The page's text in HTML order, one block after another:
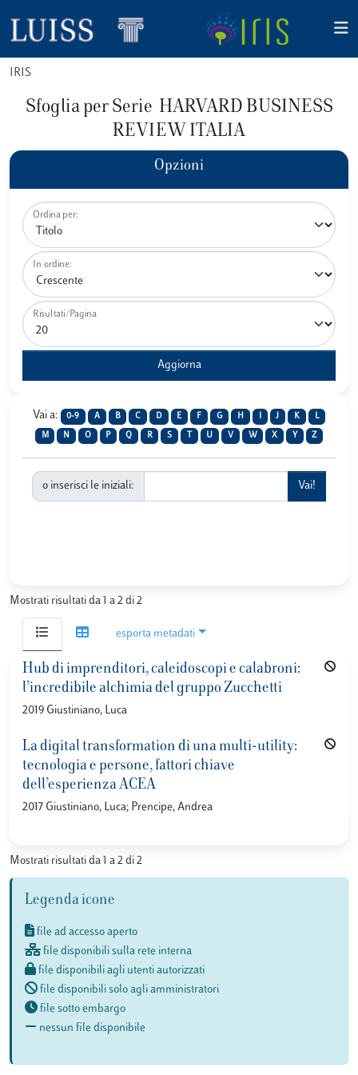
IRIS
Sfoglia per Serie HARVARD BUSINESS
REVIEW ITALIA
Opzioni
Ordina per:
In ordine:
Risultati/Pagina
Vai a: 0-9 A B C D E F G H J K L
M N O P Q R S U V W X Y Z
o inserisci le iniziali:
Mostrati risultati da 1 a 2 di 2
esporta metadati
Hub di imprenditori, caleidoscopi e calabroni:
l’incredibile alchimia del gruppo Zucchetti
2019 Giustiniano, Luca
La digital transformation di una multi-utility:
tecnologia e persone, fattori chiave
dell’esperienza ACEA
2017 Giustiniano, Luca; Prencipe, Andrea
Mostrati risultati da 1 a 2 di 2
Legenda icone
file ad accesso aperto
file disponibili sulla rete interna
file disponibili agli utenti autorizzati
file disponibili solo agli amministratori
file sotto embargo
nessun file disponibile